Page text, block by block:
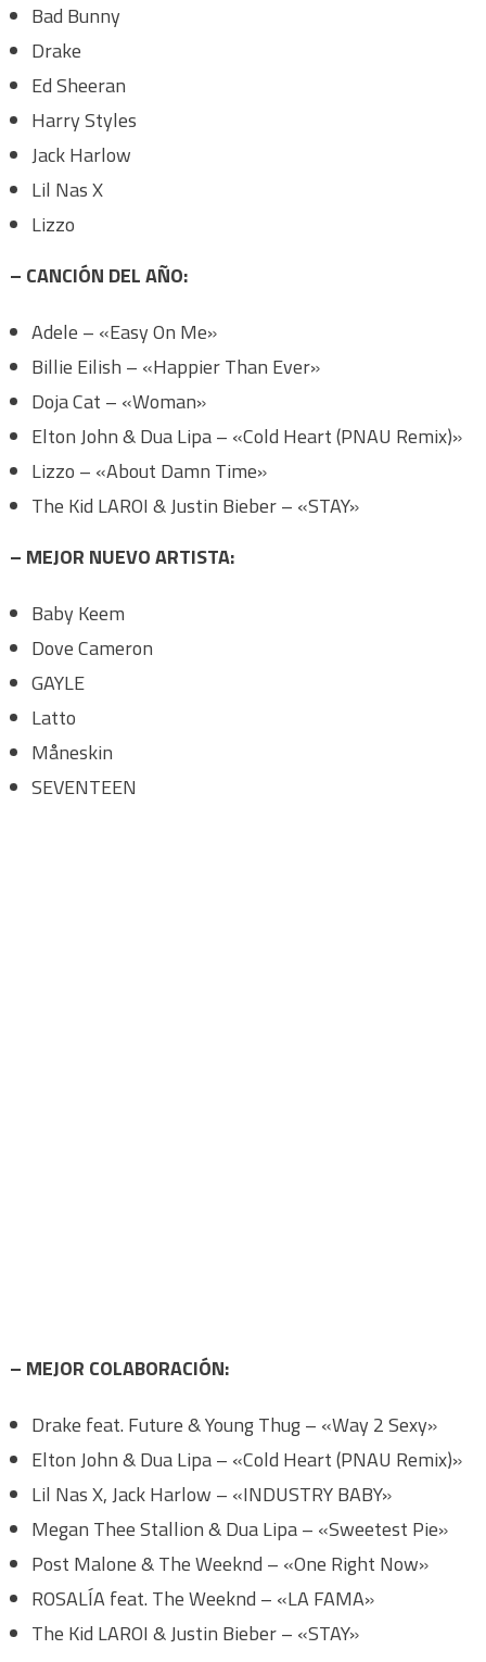
Bad Bunny
Drake
Ed Sheeran
Harry Styles
Jack Harlow
Lil Nas X
Lizzo
– CANCIÓN DEL AÑO:
Adele – «Easy On Me»
Billie Eilish – «Happier Than Ever»
Doja Cat – «Woman»
Elton John & Dua Lipa – «Cold Heart (PNAU Remix)»
Lizzo – «About Damn Time»
The Kid LAROI & Justin Bieber – «STAY»
– MEJOR NUEVO ARTISTA:
Baby Keem
Dove Cameron
GAYLE
Latto
Måneskin
SEVENTEEN
– MEJOR COLABORACIÓN:
Drake feat. Future & Young Thug – «Way 2 Sexy»
Elton John & Dua Lipa – «Cold Heart (PNAU Remix)»
Lil Nas X, Jack Harlow – «INDUSTRY BABY»
Megan Thee Stallion & Dua Lipa – «Sweetest Pie»
Post Malone & The Weeknd – «One Right Now»
ROSALÍA feat. The Weeknd – «LA FAMA»
The Kid LAROI & Justin Bieber – «STAY»